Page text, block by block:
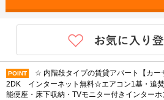
POINT
☆ 内階段タイプの賃貸アパート【カ
2DK インターネット無料☆エアコン1基・追
能便座・床下収納・TVモニター付きインター